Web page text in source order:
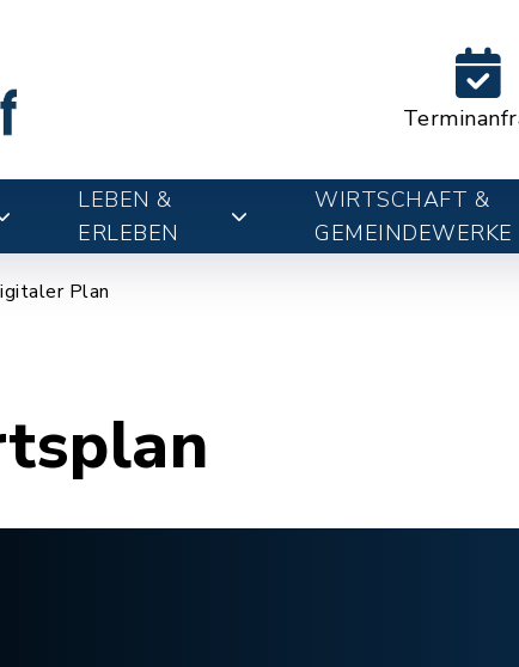
LEBEN &
ERLEBEN
WIRTSCHAFT &
GEMEINDEWERKE
Plan